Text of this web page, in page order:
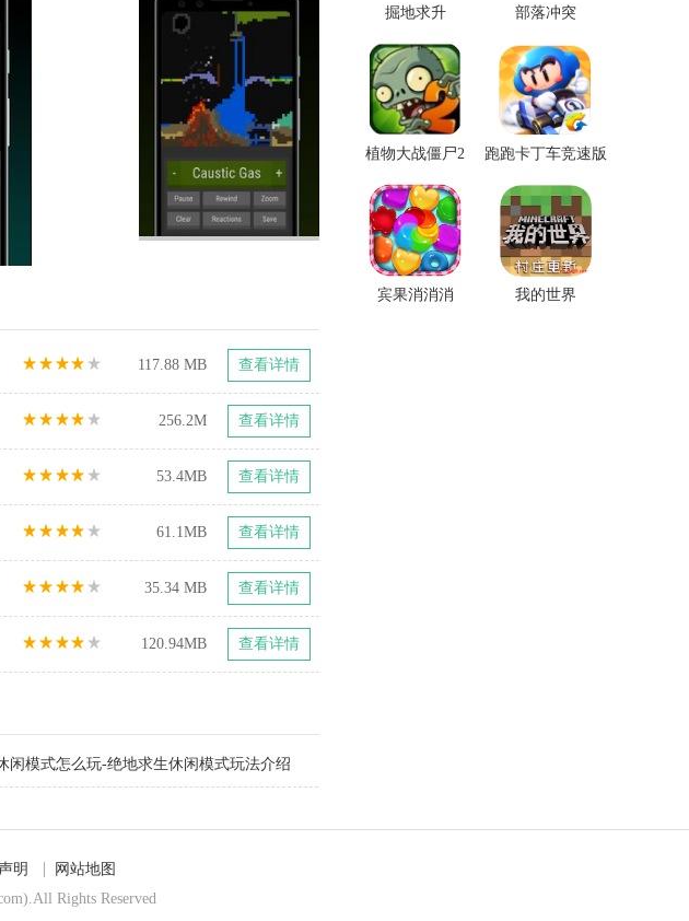
117.88 MB 查看详情
256.2M 查看详情
53.4MB 查看详情
61.1MB 查看详情
35.34 MB 查看详情
120.94MB 查看详情
闲模式怎么玩-绝地求生休闲模式玩法介绍
掘地求升 部落冲突
植物大战僵尸2 跑跑卡丁车竞速版
宾果消消消 我的世界
明
网站地图
Rights Reserved